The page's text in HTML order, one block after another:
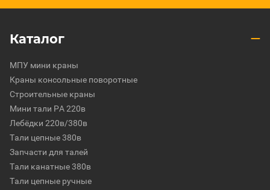
Каталог
МПУ мини краны
Краны консольные поворотные
Строительные краны
Мини тали РА 220в
Лебёдки 220в/380в
Тали цепные 380в
Запчасти для талей
Тали канатные 380в
Тали цепные ручные